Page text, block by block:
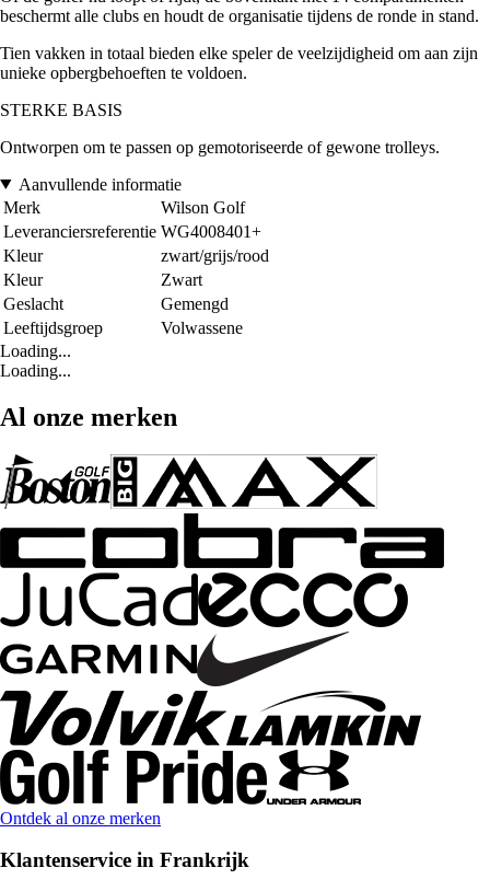
beschermt alle clubs en houdt de organisatie tijdens de ronde in stand.
Tien vakken in totaal bieden elke speler de veelzijdigheid om aan zijn
unieke opbergbehoeften te voldoen.
STERKE BASIS
Ontworpen om te passen op gemotoriseerde of gewone trolleys.
Aanvullende informatie
Merk
Wilson Golf
Leveranciersreferentie WG4008401+
Kleur
zwart/grijs/rood
Kleur
Zwart
Geslacht
Gemengd
Leeftijdsgroep
Volwassene
Loading...
Loading...
Al onze merken
Ontdek al onze merken
Klantenservice in Frankrijk